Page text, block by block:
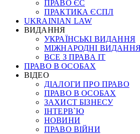
ПРАВО ЄС
ПРАКТИКА ЄСПЛ
UKRAINIAN LAW
ВИДАННЯ
УКРАЇНСЬКІ ВИДАННЯ
МІЖНАРОДНІ
ВСЕ З ПРАВА ІТ
ПРАВО В ОСОБАХ
ВІДЕО
ДІАЛОГИ ПРО ПРАВО
ПРАВО В ОСОБАХ
ЗАХИСТ БІЗНЕСУ
ІНТЕРВ`Ю
НОВИНИ
ПРАВО ВІЙНИ